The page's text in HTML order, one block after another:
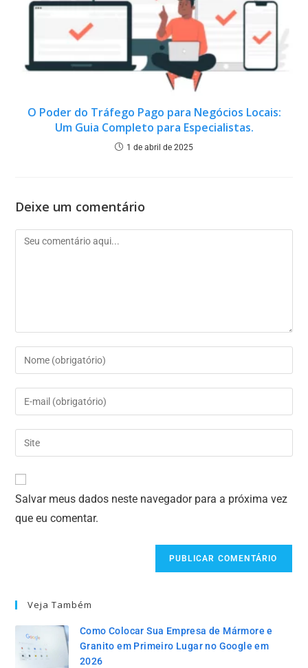
O Poder do Tráfego Pago para Negócios Locais:
Um Guia Completo para Especialistas.
1 de abril de 2025
Deixe um comentário
Salvar meus dados neste navegador para a próxima vez
que eu comentar.
Veja Também
Como Colocar Sua Empresa de Mármore e
Granito em Primeiro Lugar no Google em
2026